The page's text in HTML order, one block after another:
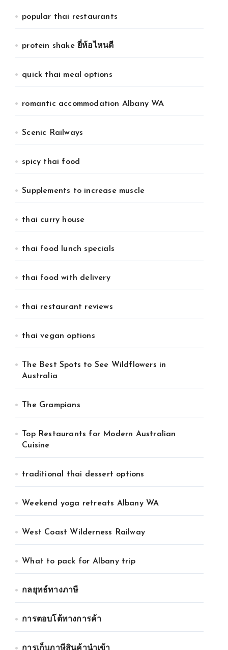
popular thai restaurants
protein shake ยี่ห้อไหนดี
quick thai meal options
romantic accommodation Albany WA
Scenic Railways
spicy thai food
Supplements to increase muscle
thai curry house
thai food lunch specials
thai food with delivery
thai restaurant reviews
thai vegan options
The Best Spots to See Wildflowers in
Australia
The Grampians
Top Restaurants for Modern Australian
Cuisine
traditional thai dessert options
Weekend yoga retreats Albany WA
West Coast Wilderness Railway
What to pack for Albany trip
กลยุทธ์ทางภาษี
การตอบโต้ทางการค้า